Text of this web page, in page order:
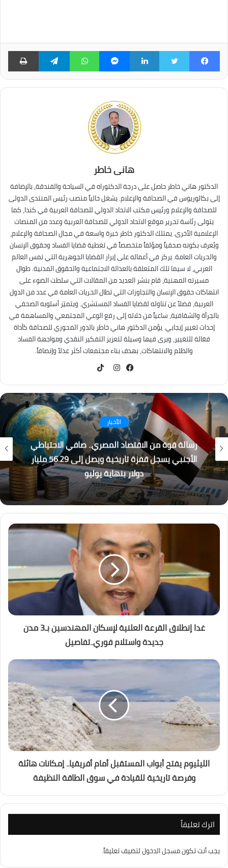
فيسبوك لينكدإن ماسنجر واتساب تيلقرام
هانى خاطر
الدكتور هاني خاطر حاصل على درجة الدكتوراه في السياحة والفندقة، بالإضافة
إلى بكالوريوس في الصحافة والإعلام. يشغل حالياً منصب رئيس المنتدى الدولى
للصحافة والإعلام ورئيس مكتب الاتحاد الدولي للصحافة العربية في كندا، كما
يتولى رئاسة تحرير موقع الاتحاد الدولي للصحافة العربية وعدد من المنصات
الإعلامية الأخرى. يمتلك الدكتور خاطر خبرة واسعة في مجال الصحافة والإعلام،
ويُعرف بكونه صحفياً ومؤلفاً متخصصاً في تغطية قضايا الفساد وحقوق الإنسان
والحريات العامة. يركز في أعماله على إبراز القضايا الجوهرية التي تمس العالم
العربي، لا سيما تلك المتعلقة بالعدالة الاجتماعية والحقوق المدنية. طوال
مسيرته المهنية، قام بنشر العديد من المقالات التي سلطت الضوء على
انتهاكات حقوق الإنسان والتجاوزات التي تطال الحريات العامة في عدد من الدول
العربية، فضلاً عن تناوله لقضايا الفساد المستشري. ويتميّز أسلوبه الصحفي
بالجرأة والشفافية، ساعياً من خلاله إلى رفع الوعي المجتمعي والمساهمة في
إحداث تغيير إيجابي. يؤمن الدكتور هاني خاطر بالدور المحوري للصحافة كأداة
فعّالة للتغيير، ويرى فيها وسيلة لتعزيز التفكير النقدي ومواجهة الفساد
والظلم والانتهاكات، بهدف بناء مجتمعات أكثر عدلاً وإنصافاً.
كُتاب
القطار الكهربائي السريع… بين الجدل والفرصة
غدا إنطلاق القرعة العلنية لإسكان المهندسين بـ3 مدن
جديدة واستلام فوري..تفاصيل
الليثيوم يفتح أبواب المستقبل أمام أفريقيا.. إمكانات هائلة
وفرصة تاريخية للقيادة في سوق الطاقة النظيفة
اترك تعليقاً
يجب أنت تكونمسجل الدخوللتضيف تعليقاً.